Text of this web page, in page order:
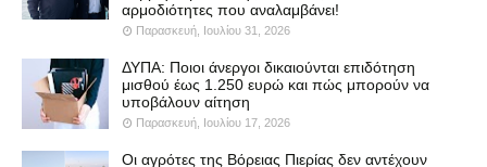
αρμοδιότητες που αναλαμβάνει!
Παρασκευή, Ιουλίου 31, 2026
ΔΥΠΑ: Ποιοι άνεργοι δικαιούνται επιδότηση
μισθού έως 1.250 ευρώ και πώς μπορούν να
υποβάλουν αίτηση
Παρασκευή, Ιουλίου 17, 2026
Οι αγρότες της Βόρειας Πιερίας δεν αντέχουν